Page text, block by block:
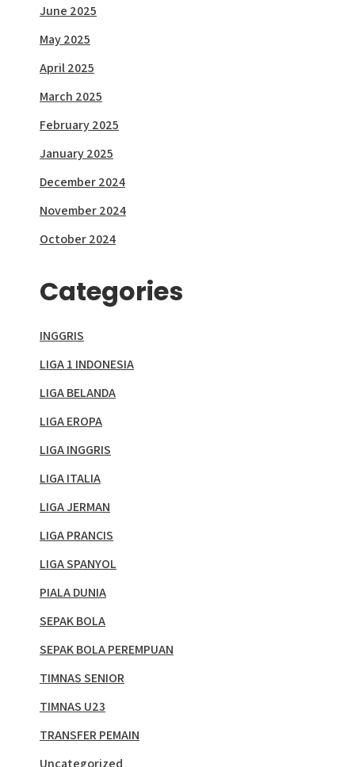
June 2025
May 2025
April 2025
March 2025
February 2025
January 2025
December 2024
November 2024
October 2024
Categories
INGGRIS
LIGA 1 INDONESIA
LIGA BELANDA
LIGA EROPA
LIGA INGGRIS
LIGA ITALIA
LIGA JERMAN
LIGA PRANCIS
LIGA SPANYOL
PIALA DUNIA
SEPAK BOLA
SEPAK BOLA PEREMPUAN
TIMNAS SENIOR
TIMNAS U23
TRANSFER PEMAIN
Uncategorized